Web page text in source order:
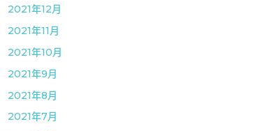
2021年12月
2021年11月
2021年10月
2021年9月
2021年8月
2021年7月